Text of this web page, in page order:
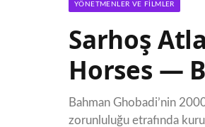
YÖNETMENLER VE FILMLER
Sarhoş
Horses —
Bahman Ghobadi’nin
zorunluluğu etrafında